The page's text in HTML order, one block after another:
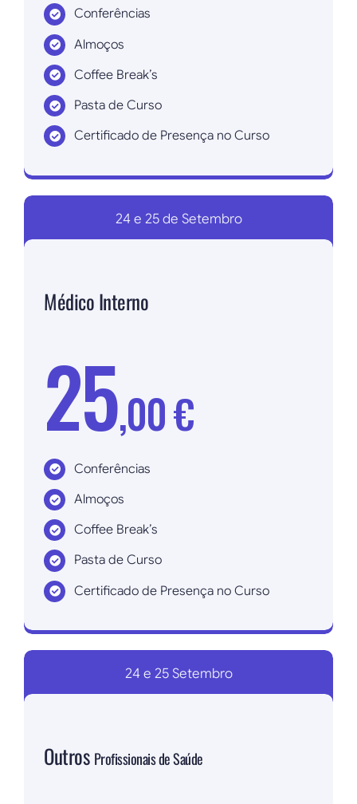
Conferências
Almoços
Coffee Break’s
Pasta de Curso
Certificado de Presença no Curso
24 e 25 de Setembro
Médico Interno
25,00 €
Conferências
Almoços
Coffee Break’s
Pasta de Curso
Certificado de Presença no Curso
24 e 25 Setembro
Outros Profissionais de Saúde